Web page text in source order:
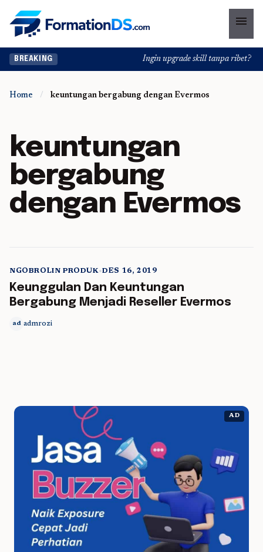
menu
BREAKING Ingin upgrade skill tanpa ribet?
Home / keuntungan bergabung dengan Evermos
keuntungan
bergabung
dengan Evermos
NGOBROLIN PRODUK•DES 16, 2019
Keunggulan Dan Keuntungan
Bergabung Menjadi Reseller Evermos
ad admrozi
AD